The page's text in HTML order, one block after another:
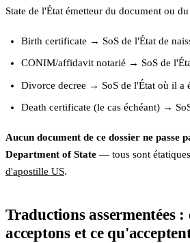
State de l'État émetteur du document ou
Birth certificate → SoS de l'État de
CONIM/affidavit notarié → SoS de
Divorce decree → SoS de l'État où il a
Death certificate (le cas échéant) →
Aucun document de ce dossier ne passe
Department of State — tous sont
d'apostille US.
Traductions assermentées :
acceptons et ce